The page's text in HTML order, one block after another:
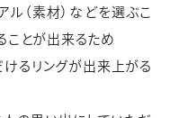
ル（素材）などを選ぶこ
ことが出来るため
るリングが出来上がる